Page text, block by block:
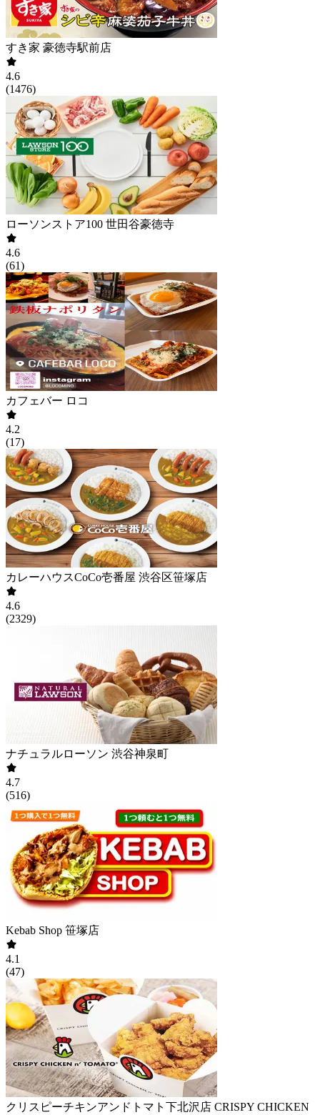
すき家 豪徳寺駅前店
4.6
(1476)
ローソンストア100 世田谷豪徳寺
4.6
(61)
カフェバー ロコ
4.2
(17)
カレーハウスCoCo壱番屋 渋谷区笹塚店
4.6
(2329)
ナチュラルローソン 渋谷神泉町
4.7
(516)
Kebab Shop 笹塚店
4.1
(47)
クリスピーチキンアンドトマト下北沢店 CRISPY CHICKEN